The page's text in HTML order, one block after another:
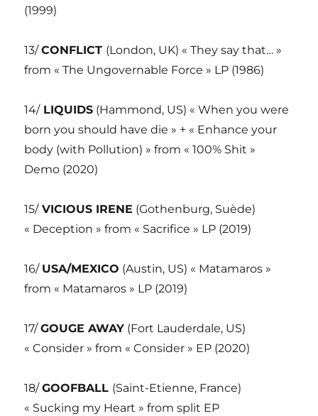
(1999)
13/CONFLICT (London, UK) « They say that… »
from « The Ungovernable Force » LP (1986)
14/LIQUIDS (Hammond, US) « When you were
born you should have die » + « Enhance your
body (with Pollution) » from « 100% Shit »
Demo (2020)
15/VICIOUS IRENE (Gothenburg, Suède)
« Deception » from « Sacrifice » LP (2019)
16/ USA/MEXICO (Austin, US) « Matamaros »
from « Matamaros » LP (2019)
17/GOUGE AWAY (Fort Lauderdale, US)
« Consider » from « Consider » EP (2020)
18/GOOFBALL (Saint-Etienne, France)
« Sucking my Heart » from split EP